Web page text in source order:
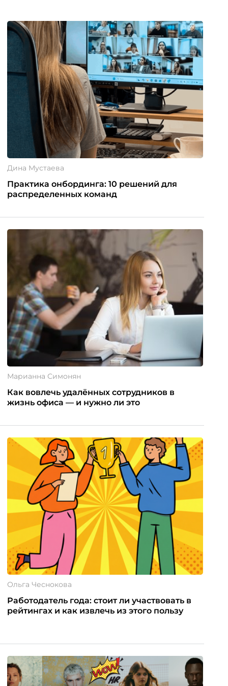
Дина Мустаева
Практика онбординга: 10 решений для
распределенных команд
Марианна Симонян
Как вовлечь удалённых сотрудников в
жизнь офиса — и нужно ли это
Ольга Чеснокова
Работодатель года: стоит ли участвовать в
рейтингах и как извлечь из этого пользу